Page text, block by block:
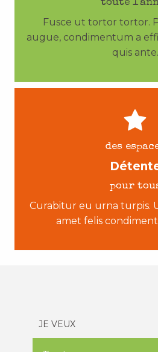
toute
Fusce ut tortor tortor.
augue, condimentum a
quis ante.
des
pour
Curabitur eu urna turpis.
amet felis
JE VEUX